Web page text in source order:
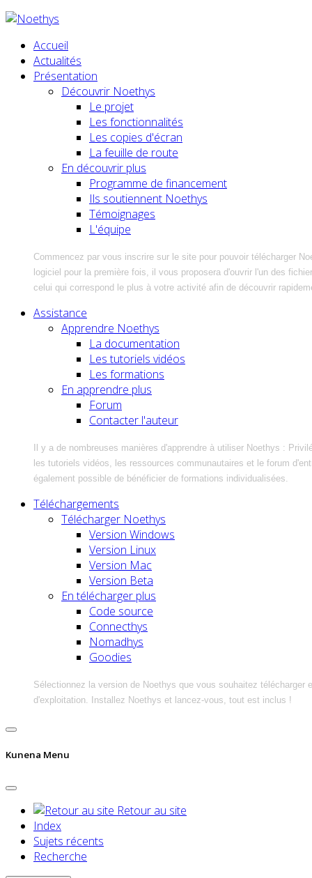
Accueil
Actualités
Présentation
Découvrir Noethys
Le projet
Les fonctionnalités
Les copies d'écran
La feuille de route
En découvrir plus
Programme de financement
Ils soutiennent Noethys
Témoignages
L'équipe
Commencez par vous inscrire sur le site pour pouvoir télécharger
logiciel pour la première fois, il vous proposera d'ouvrir l'un des
celui qui correspond le plus à votre activité afin de découvrir
Assistance
Apprendre Noethys
La documentation
Les tutoriels vidéos
Les formations
En apprendre plus
Forum
Contacter l'auteur
Il y a de nombreuses manières d'apprendre à utiliser Noethys :
les tutoriels vidéos, les ressources communautaires et le forum
également possible de bénéficier de formations individualisées.
Téléchargements
Télécharger Noethys
Version Windows
Version Linux
Version Mac
Version Beta
En télécharger plus
Code source
Connecthys
Nomadhys
Goodies
Sélectionnez la version de Noethys que vous souhaitez télécharger
d'exploitation. Installez Noethys et lancez-vous, tout est inclus !
Kunena Menu
Retour au site
Index
Sujets récents
Recherche